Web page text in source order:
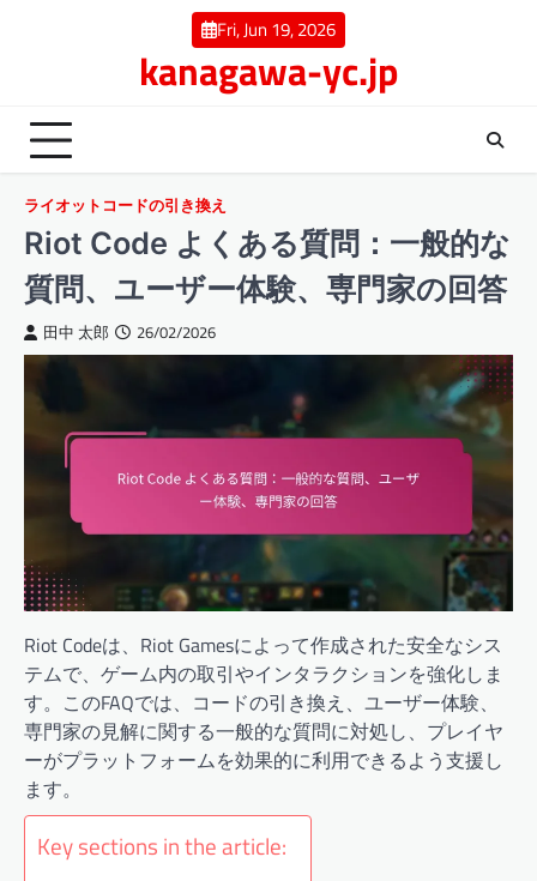
Fri, Jun 19, 2026
kanagawa-yc.jp
ライオットコードの引き換え
Riot Code よくある質問：一般的な
質問、ユーザー体験、専門家の回答
田中 太郎 26/02/2026
Riot Codeは、Riot Gamesによって作成された安全なシス
テムで、ゲーム内の取引やインタラクションを強化しま
す。このFAQでは、コードの引き換え、ユーザー体験、
専門家の見解に関する一般的な質問に対処し、プレイヤ
ーがプラットフォームを効果的に利用できるよう支援し
ます。
Key sections in the article: